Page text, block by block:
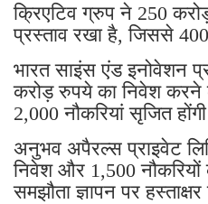
क्रिएटिव ग्रुप ने 250
प्रस्ताव रखा है, जिससे 400
भारत साइंस एंड इनोवेशन
करोड़ रुपये का निवेश करने
2,000 नौकरियां सृजित
अनुभव अपैरल्स प्राइवेट
निवेश और 1,500
समझौता ज्ञापन पर